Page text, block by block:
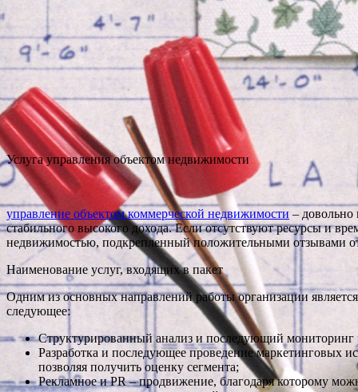
Услуга управления объектом недвижимости
управление объектом коммерческой недвижимости – довольно
стабильного высокого дохода. Если отсутствуют ресурсы и
недвижимостью, подкрепленный положительными отзывами
Наименование услуг, входящих в пакет
Одним из основных направлений работы организации
следующее:
Структурированный анализ и последующий
Разработка и последующее проведение маркетинговых
позволяя получить оценку сегмента;
Рекламное и PR – продвижение, благодаря которому